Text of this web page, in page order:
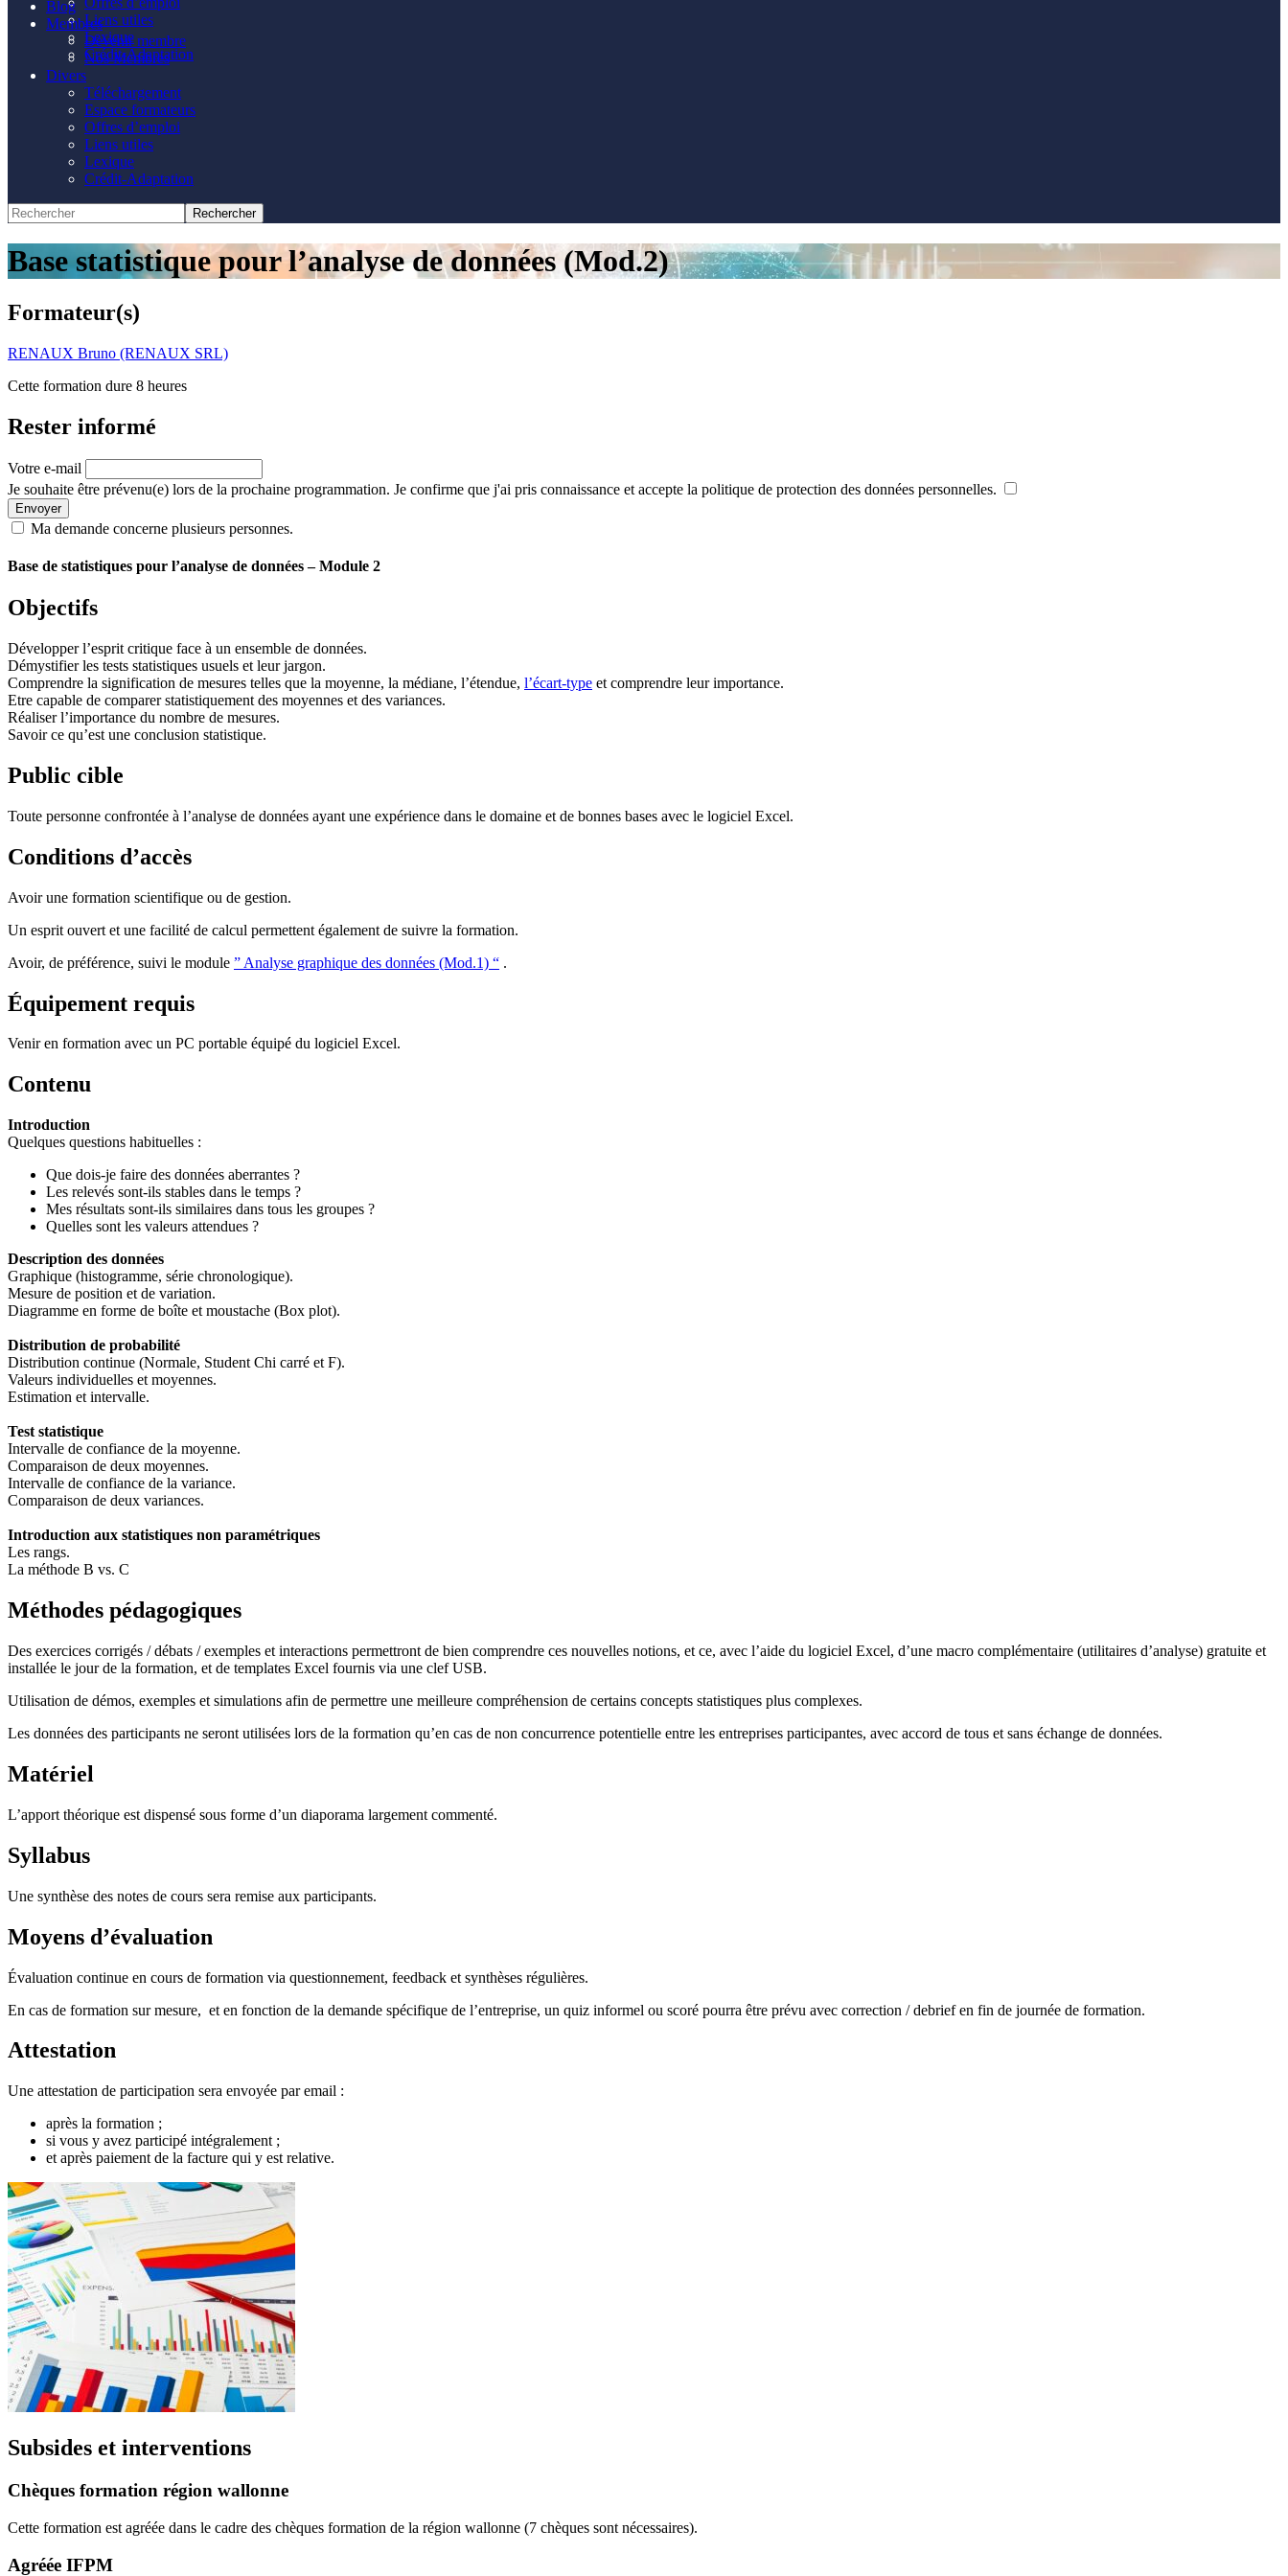
Liens utiles
Lexique
Crédit-Adaptation
Blog
Membres
Devenir membre
Nos Membres
Divers
Téléchargement
Espace formateurs
Offres d’emploi
Liens utiles
Lexique
Crédit-Adaptation
Base statistique pour l’analyse de données (Mod.2)
Formateur(s)
RENAUX Bruno (RENAUX SRL)
Cette formation dure 8 heures
Rester informé
Votre e-mail
Je souhaite être prévenu(e) lors de la prochaine programmation. Je confirme que j'ai pris connaissance et accepte la politique de protection des données personnelles.
Envoyer
Ma demande concerne plusieurs personnes.
Base de statistiques pour l’analyse de données – Module 2
Objectifs
Développer l’esprit critique face à un ensemble de données.
Démystifier les tests statistiques usuels et leur jargon.
Comprendre la signification de mesures telles que la moyenne, la médiane, l’étendue, l’écart-type et comprendre leur importance.
Etre capable de comparer statistiquement des moyennes et des variances.
Réaliser l’importance du nombre de mesures.
Savoir ce qu’est une conclusion statistique.
Public cible
Toute personne confrontée à l’analyse de données ayant une expérience dans le domaine et de bonnes bases avec le logiciel Excel.
Conditions d’accès
Avoir une formation scientifique ou de gestion.
Un esprit ouvert et une facilité de calcul permettent également de suivre la formation.
Avoir, de préférence, suivi le module ” Analyse graphique des données (Mod.1) “ .
Équipement requis
Venir en formation avec un PC portable équipé du logiciel Excel.
Contenu
Introduction
Quelques questions habituelles :
Que dois-je faire des données aberrantes ?
Les relevés sont-ils stables dans le temps ?
Mes résultats sont-ils similaires dans tous les groupes ?
Quelles sont les valeurs attendues ?
Description des données
Graphique (histogramme, série chronologique).
Mesure de position et de variation.
Diagramme en forme de boîte et moustache (Box plot).
Distribution de probabilité
Distribution continue (Normale, Student Chi carré et F).
Valeurs individuelles et moyennes.
Estimation et intervalle.
Test statistique
Intervalle de confiance de la moyenne.
Comparaison de deux moyennes.
Intervalle de confiance de la variance.
Comparaison de deux variances.
Introduction aux statistiques non paramétriques
Les rangs.
La méthode B vs. C
Méthodes pédagogiques
Des exercices corrigés / débats / exemples et interactions permettront de bien comprendre ces nouvelles notions, et ce, avec l’aide du logiciel Excel, d’une macro complémentaire (utilitaires d’analyse) gratuite et
installée le jour de la formation, et de templates Excel fournis via une clef USB.
Utilisation de démos, exemples et simulations afin de permettre une meilleure compréhension de certains concepts statistiques plus complexes.
Les données des participants ne seront utilisées lors de la formation qu’en cas de non concurrence potentielle entre les entreprises participantes, avec accord de tous et sans échange de données.
Matériel
L’apport théorique est dispensé sous forme d’un diaporama largement commenté.
Syllabus
Une synthèse des notes de cours sera remise aux participants.
Moyens d’évaluation
Évaluation continue en cours de formation via questionnement, feedback et synthèses régulières.
En cas de formation sur mesure, et en fonction de la demande spécifique de l’entreprise, un quiz informel ou scoré pourra être prévu avec correction / debrief en fin de journée de formation.
Attestation
Une attestation de participation sera envoyée par email :
après la formation ;
si vous y avez participé intégralement ;
et après paiement de la facture qui y est relative.
Subsides et interventions
Chèques formation région wallonne
Cette formation est agréée dans le cadre des chèques formation de la région wallonne (7 chèques sont nécessaires).
Agréée IFPM